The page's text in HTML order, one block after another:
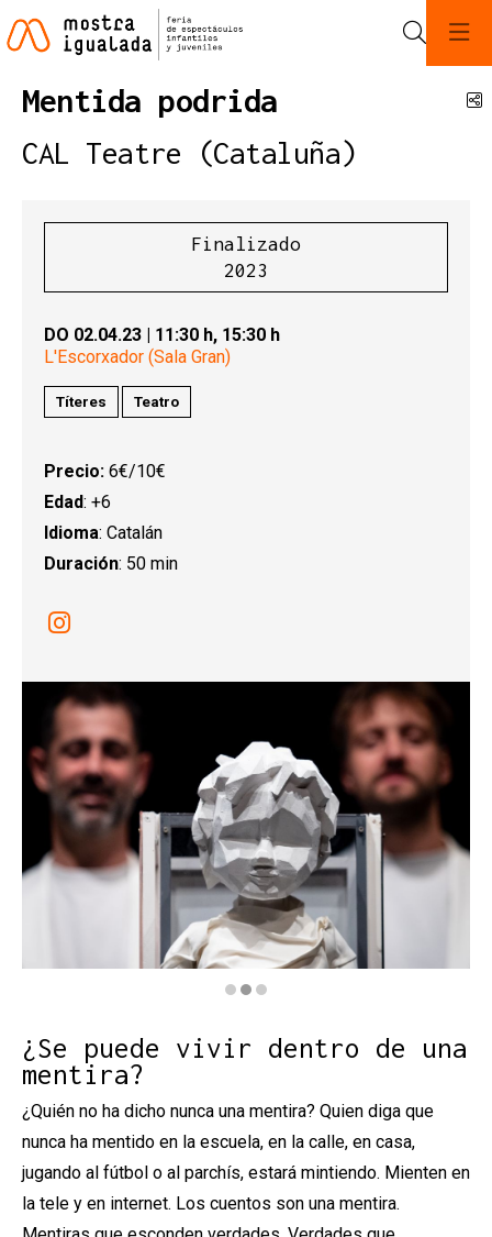
Mentida podrida
CAL Teatre (Cataluña)
Finalizado
2023
DO 02.04.23 | 11:30 h, 15:30 h
L'Escorxador (Sala Gran)
Títeres Teatro
Precio: 6€/10€
Edad: +6
Idioma: Catalán
Duración: 50 min
Link a instagram
¿Se puede vivir dentro de una
mentira?
¿Quién no ha dicho nunca una mentira? Quien diga que
nunca ha mentido en la escuela, en la calle, en casa,
jugando al fútbol o al parchís, estará mintiendo. Mienten en
la tele y en internet. Los cuentos son una mentira.